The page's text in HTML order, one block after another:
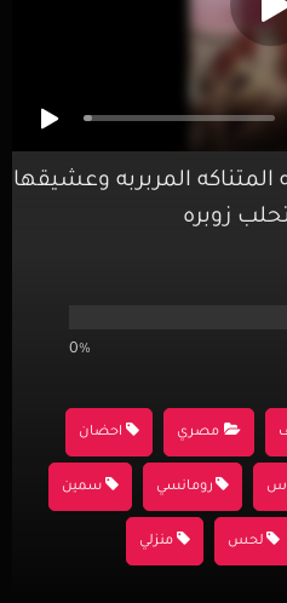
المتناكه المربربه وعشيقها
زوبره
0%
مصري احضان
رومانسي سمين
لحس منزلي